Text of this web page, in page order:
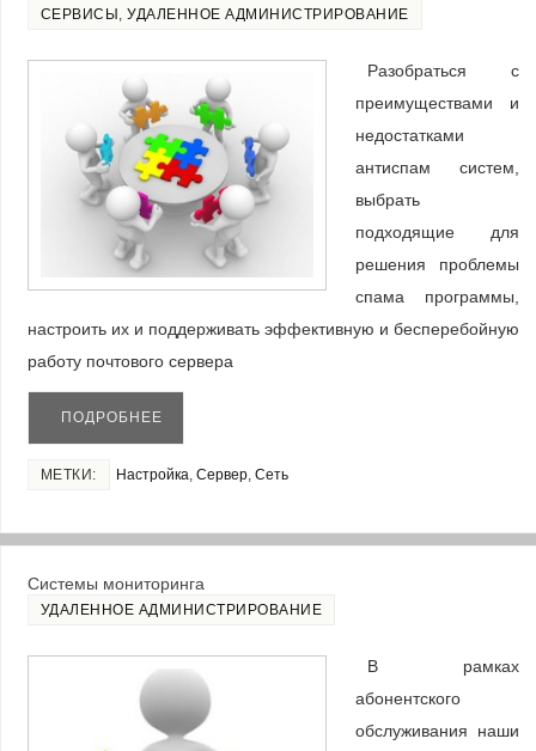
СЕРВИСЫ,УДАЛЕННОЕ АДМИНИСТРИРОВАНИЕ
Разобраться с
преимуществами и
недостатками
антиспам систем,
выбрать
подходящие для
решения проблемы
спама программы,
настроить их и поддерживать эффективную и бесперебойную
работу почтового сервера
ПОДРОБНЕЕ
МЕТКИ: Настройка, Сервер, Сеть
Системы мониторинга
УДАЛЕННОЕ АДМИНИСТРИРОВАНИЕ
В рамках
абонентского
обслуживания наши